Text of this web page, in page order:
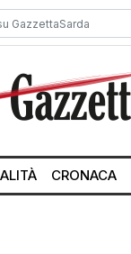
CRONACA